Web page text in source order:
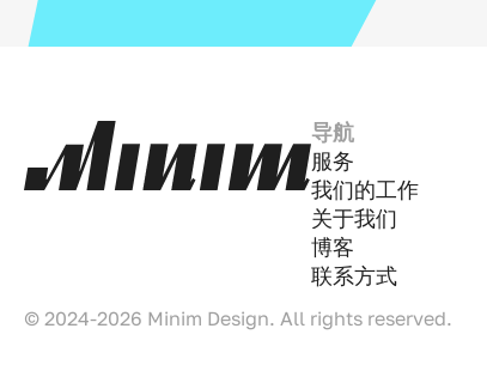
导航
服务
我们的工作
关于我们
博客
联系方式
© 2024-2026 Minim Design. All rights reserved.